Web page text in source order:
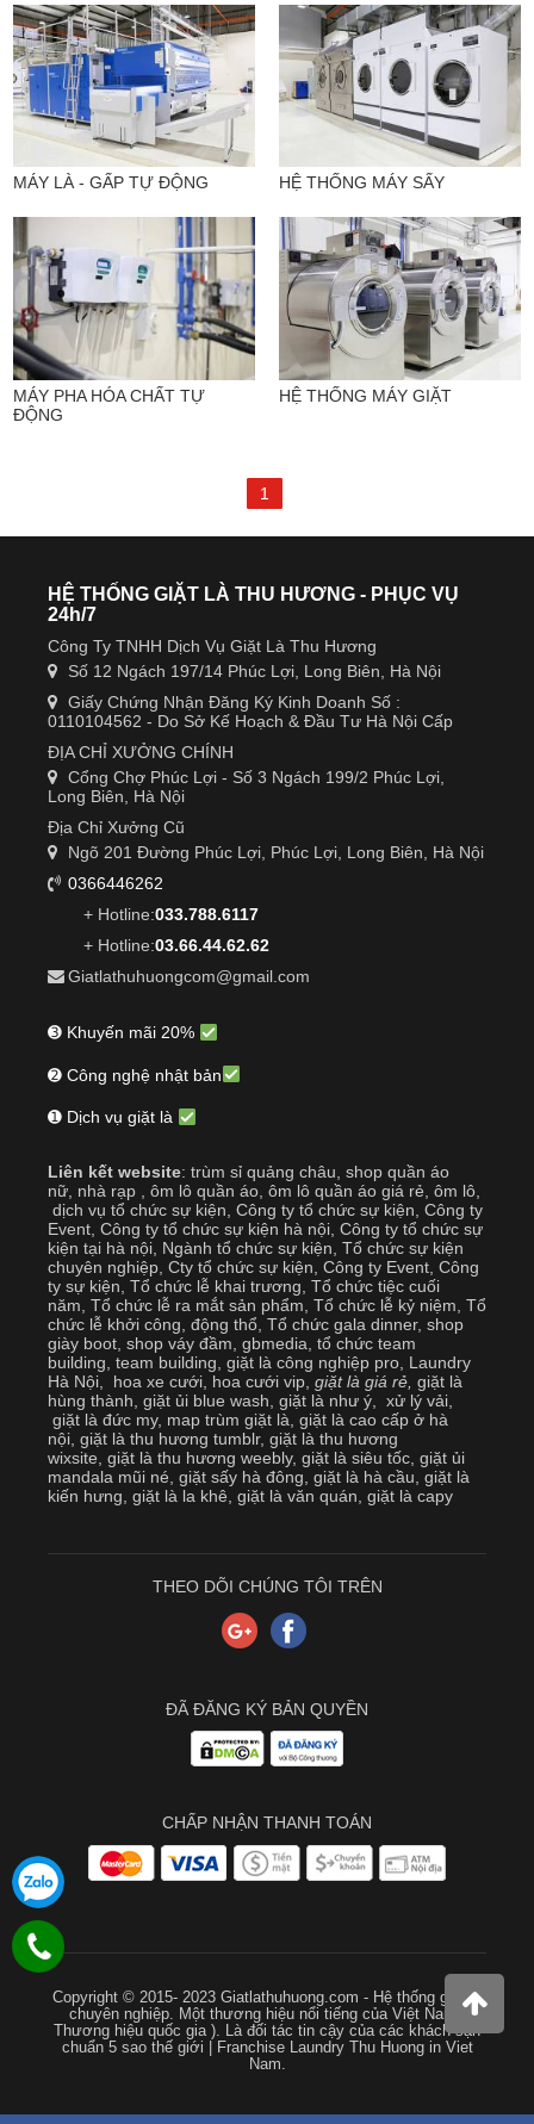
MÁY LÀ - GẤP TỰ ĐỘNG HỆ THỐNG MÁY SẤY
MÁY PHA HÓA CHẤT TỰ
ĐỘNG
HỆ THỐNG MÁY GIẶT
1
HỆ THỐNG GIẶT LÀ THU HƯƠNG - PHỤC VỤ
24h/7
Công Ty TNHH Dịch Vụ Giặt Là Thu Hương
Số 12 Ngách 197/14 Phúc Lợi, Long Biên, Hà Nội
Giấy Chứng Nhận Đăng Ký Kinh Doanh Số :
0110104562 - Do Sở Kế Hoạch & Đầu Tư Hà Nội Cấp
ĐỊA CHỈ XƯỞNG CHÍNH
Cổng Chợ Phúc Lợi - Số 3 Ngách 199/2 Phúc Lợi,
Long Biên, Hà Nội
Địa Chỉ Xưởng Cũ
Ngõ 201 Đường Phúc Lợi, Phúc Lợi, Long Biên, Hà Nội
0366446262
+ Hotline:033.788.6117
+ Hotline:03.66.44.62.62
Giatlathuhuongcom@gmail.com
➌ Khuyến mãi 20%
➋ Công nghệ nhật bản
➊ Dịch vụ giặt là
Liên kết website: trùm sỉ quảng châu, shop quần áo
nữ, nhà rạp , ôm lô quần áo, ôm lô quần áo giá rẻ, ôm lô,
dịch vụ tổ chức sự kiện, Công ty tổ chức sự kiện, Công ty
Event, Công ty tổ chức sự kiện hà nội, Công ty tổ chức sự
kiện tại hà nội, Ngành tổ chức sự kiện, Tổ chức sự kiện
chuyên nghiệp, Cty tổ chức sự kiện, Công ty Event, Công
ty sự kiện, Tổ chức lễ khai trương, Tổ chức tiệc cuối
năm, Tổ chức lễ ra mắt sản phẩm, Tổ chức lễ kỷ niệm, Tổ
chức lễ khởi công, động thổ, Tổ chức gala dinner, shop
giày boot, shop váy đầm, gbmedia, tổ chức team
building, team building, giặt là công nghiệp pro, Laundry
Hà Nội, hoa xe cưới, hoa cưới vip, giặt là giá rẻ, giặt là
hùng thành, giặt ủi blue wash, giặt là như ý, xử lý vải,
giặt là đức my, map trùm giặt là, giặt là cao cấp ở hà
nội, giặt là thu hương tumblr, giặt là thu hương
wixsite, giặt là thu hương weebly, giặt là siêu tốc, giặt ủi
mandala mũi né, giặt sấy hà đông, giặt là hà cầu, giặt là
kiến hưng, giặt là la khê, giặt là văn quán, giặt là capy
THEO DÕI CHÚNG TÔI TRÊN
ĐÃ ĐĂNG KÝ BẢN QUYỀN
CHẤP NHẬN THANH TOÁN
Copyright © 2015- 2023 Giatlathuhuong.com - Hệ thống giặt là
chuyên nghiệp. Một thương hiệu nổi tiếng của Việt Nam (
Thương hiệu quốc gia ). Là đối tác tin cậy của các khách sạn
chuẩn 5 sao thế giới | Franchise Laundry Thu Huong in Viet
Nam.